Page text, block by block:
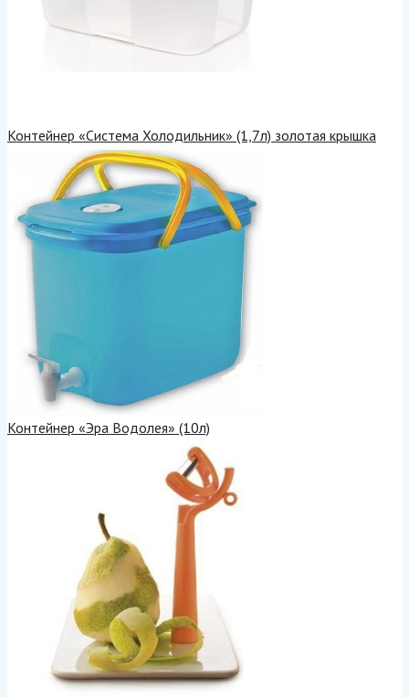
Контейнер «Система Холодильник» (1,7л) золотая крышка
Контейнер «Эра Водолея» (10л)